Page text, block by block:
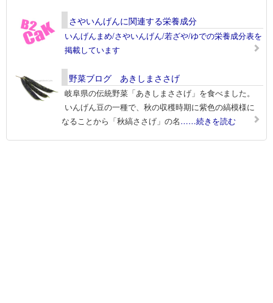
さやいんげんに関連する栄養成分
いんげんまめ/さやいんげん/若ざや/ゆでの栄養成分表を
掲載しています
野菜ブログ あきしまささげ
岐阜県の伝統野菜「あきしまささげ」を食べました。
いんげん豆の一種で、秋の収穫時期に紫色の縞模様に
なることから「秋縞ささげ」の名……続きを読む